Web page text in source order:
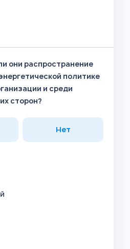
они распространение
политике
и среди
сторон?
Нет